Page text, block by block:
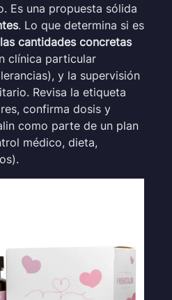
Es una propuesta sólida
. Lo que determina si es
las cantidades concretas
clínica particular
y la supervisión
Revisa la etiqueta
confirma dosis y
como parte de un plan
médico, dieta,